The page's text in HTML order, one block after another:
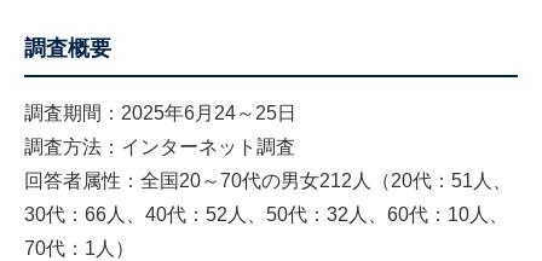
調査概要
調査期間：2025年6月24～25日
調査方法：インターネット調査
回答者属性：全国20～70代の男女212人（20代：51人、
30代：66人、40代：52人、50代：32人、60代：10人、
70代：1人）